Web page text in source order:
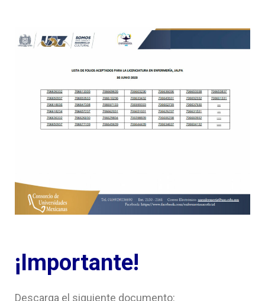
¡Importante!
Descarga el siguiente documento: